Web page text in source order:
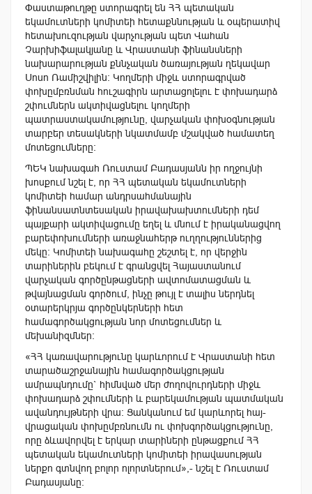
Փաստաթուղթը ստորագրել են ՀՀ պետական
եկամուտների կոմիտեի հետաքննության և օպերատիվ
հետախուզության վարչության պետ Վահան
Չարխիֆալակյանը և Վրաստանի ֆինանսների
նախարարության քննչական ծառայության ղեկավար
Սոսո Ռամիշվիլին։ Կողմերի միջև ստորագրված
փոխըմբռնման հուշագիրն արտացոլելու է փոխադարձ
շփումներն ակտիվացնելու կողմերի
պատրաստակամությունը, վարչական փոխօգնության
տարբեր տեսակների նկատմամբ մշակված համատեղ
մոտեցումները։
ՊԵԿ նախագահ Ռուստամ Բադասյանն իր ողջույնի
խոսքում նշել է, որ ՀՀ պետական ​​եկամուտների
կոմիտեի համար անդրսահմանային
ֆինանսատնտեսական իրավախախտումների դեմ
պայքարի ակտիվացումը եղել և մնում է իրականացվող
բարեփոխումների առաջնահերթ ուղղություններից
մեկը։ Կոմիտեի նախագահը շեշտել է, որ վերջին
տարիներին բեկում է գրանցվել Հայաստանում
վարչական գործընթացների ավտոմատացման և
թվայնացման գործում, ինչը թույլ է տալիս ներդնել
օտարերկրյա գործընկերների հետ
համագործակցության նոր մոտեցումներ և
մեխանիզմներ:
«ՀՀ կառավարությունը կարևորում է Վրաստանի հետ
տարածաշրջանային համագործակցության
ամրապնդումը` հիմնված մեր ժողովուրդների միջև
փոխադարձ շփումների և բարեկամության պատմական
ավանդույթների վրա։ Ցանկանում եմ կարևորել հայ-
վրացական փոխըմբռնումն ու փոխգործակցությունը,
որը ձևավորվել է երկար տարիների ընթացքում ՀՀ
պետական ​​եկամուտների կոմիտեի իրավասության
ներքո գտնվող բոլոր ոլորտներում»,- նշել է Ռուստամ
Բադասյանը: